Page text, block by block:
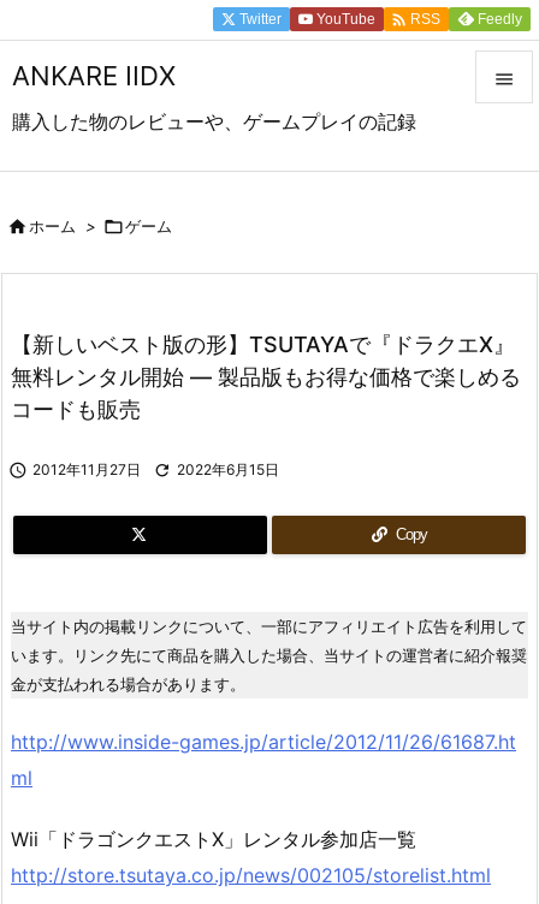
ANKARE IIDX
購入した物のレビューや、ゲームプレイの記録

検索
Twitter YouTube  RSS Feedly
ホーム > ゲーム
【新しいベスト版の形】TSUTAYAで『ドラクエX』
無料レンタル開始 ― 製品版もお得な価格で楽しめる
コードも販売
 2012年11月27日  2022年6月15日
Copy
当サイト内の掲載リンクについて、一部にアフィリエイト広告を利用して
います。リンク先にて商品を購入した場合、当サイトの運営者に紹介報奨
金が支払われる場合があります。
http://www.inside-games.jp/article/2012/11/26/61687.ht
ml
Wii「ドラゴンクエストX」レンタル参加店一覧
http://store.tsutaya.co.jp/news/002105/storelist.html